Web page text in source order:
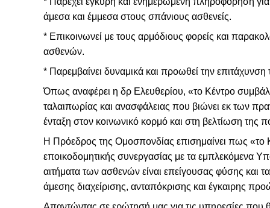
άμεσα και έμμεσα στους σπάνιους ασθενείς.
* Επικοινωνεί με τους αρμόδιους φορείς και
ασθενών.
* Παρεμβαίνει δυναμικά και προωθεί την
Όπως αναφέρει η δρ Ελευθερίου, «το Κέντρο
ταλαιπωρίας και ανασφάλειας που βιώνει εκ των
ένταξη στον κοινωνικό κορμό και στη βελτίωση της
Η Πρόεδρος της Ομοσπονδίας επισημαίνει πως «το
εποικοδομητικής συνεργασίας με τα εμπλεκόμενα
αιτήματα των ασθενών είναι επείγουσας φύσης και
άμεσης διαχείρισης, ανταπόκρισης και έγκαιρης